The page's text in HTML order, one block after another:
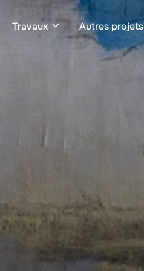
Travaux Autres projets